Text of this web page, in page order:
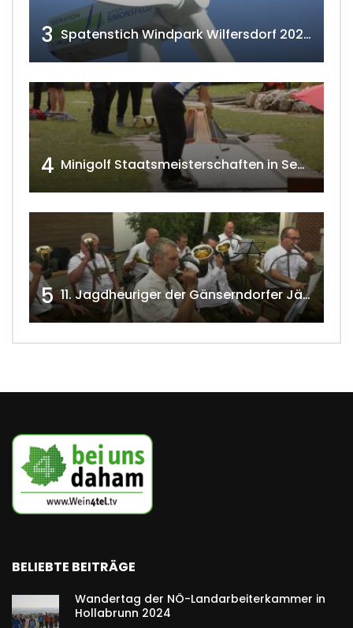
3 Spatenstich Windpark Wilfersdorf 2023 w4tv177
4 Minigolf Staatsmeisterschaften in Seefeld-Kadolz w4tv174
5 11. Jagdheuriger der Gänserndorfer Jäger 2020 w4tv166
BELIEBTE BEITRÄGE
Wandertag der NÖ-Landarbeiterkammer in
Hollabrunn 2024